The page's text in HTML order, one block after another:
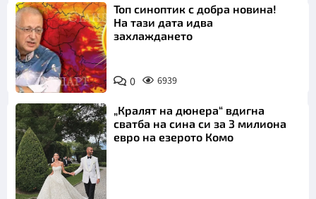
Топ синоптик с добра новина!
На тази дата идва
захлаждането
0 6939
„Кралят на дюнера“ вдигна
сватба на сина си за 3 милиона
евро на езерото Комо